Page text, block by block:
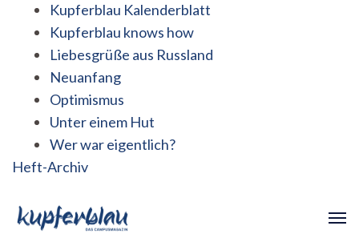
Kupferblau Kalenderblatt
Kupferblau knows how
Liebesgrüße aus Russland
Neuanfang
Optimismus
Unter einem Hut
Wer war eigentlich?
Heft-Archiv